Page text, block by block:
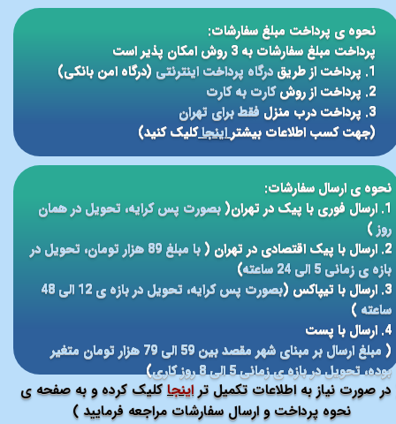
صورت نیاز به اطلاعات تکمیل تراینجا کلیک کرده و به صفحه ی
نحوه پرداخت و ارسال سفارشات مراجعه فرمایید )
نحوه ی پرداخت مبلغ سفارشات:
پرداخت مبلغ سفارشات به 3 روش امکان پذیر است
1. پرداخت از طریق
درگاه پرداخت اینترنتی(درگاه امن بانکی)
2. پرداخت از روش
کارت به کارت
3. پرداخت درب منزل
فقط برای تهران
(جهت کسب اطلاعات بیشتر اینجاکلیک کنید)
نحوه ی ارسال سفارشات:
1. ارسال فوری با پیک در تهران(
بصورت پس کرایه، تحویل در همان
روز)
2. ارسال با پیک اقتصادی در تهران (
با مبلغ 89 هزار تومان، تحویل در
بازه ی زمانی 5 الی 24 ساعته
)
3. ارسال با تیپاکس (
بصورت پس کرایه، تحویل در بازه ی 12 الی 48
ساعته )
4. ارسال با پست
(
مبلغ ارسال بر مبنای شهر مقصد بین 59 الی 79 هزار تومان متغیر
بوده، تحویل در بازه ی زمانی 5 الی 8 روز کاری
)